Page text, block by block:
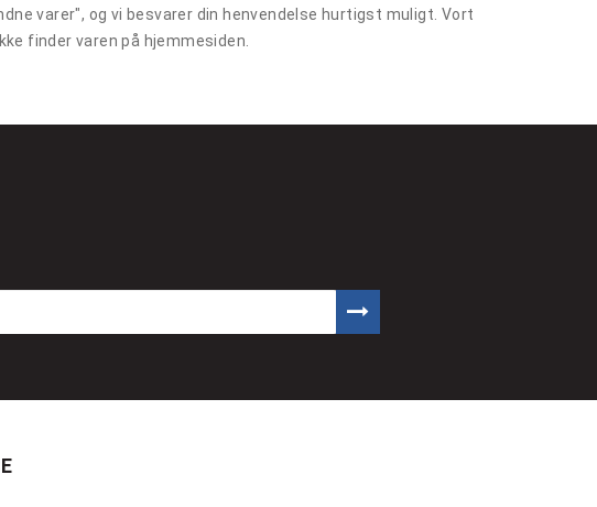
varer", og vi besvarer din henvendelse hurtigst muligt. Vort
finder varen på hjemmesiden.